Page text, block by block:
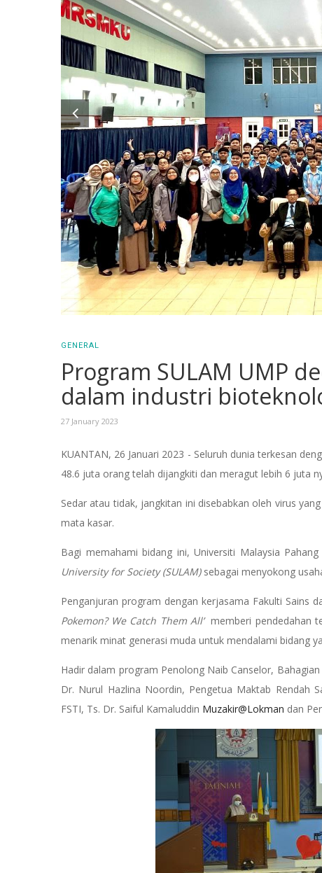
GENERAL
Program SULAM UMP
dalam industri
27 January 2023
KUANTAN, 26 Januari 2023 - Seluruh dunia terkesan
48.6 juta orang telah dijangkiti dan meragut lebih 6 juta
Sedar atau tidak, jangkitan ini disebabkan oleh virus
mata kasar.
Bagi memahami bidang ini, Universiti Malaysia
University for Society (SULAM)sebagai menyokong
Penganjuran program dengan kerjasama Fakulti Sains
Pokemon? We Catch Them All’ memberi pendedahan
menarik minat generasi muda untuk mendalami bidang
Hadir dalam program Penolong Naib Canselor,
Dr. Nurul Hazlina Noordin, Pengetua Maktab Rendah
FSTI, Ts. Dr. Saiful Kamaluddin Muzakir@Lokman dan